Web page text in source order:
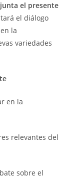
el presente
el diálogo
la
variedades
en la
relevantes del
sobre el